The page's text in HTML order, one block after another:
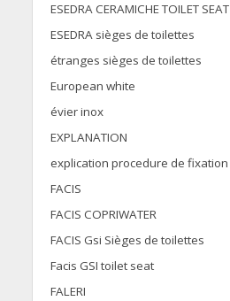
ESEDRA CERAMICHE TOILET SEAT
ESEDRA sièges de toilettes
étranges sièges de toilettes
European white
évier inox
EXPLANATION
explication procedure de fixation
FACIS
FACIS COPRIWATER
FACIS Gsi Sièges de toilettes
Facis GSI toilet seat
FALERI